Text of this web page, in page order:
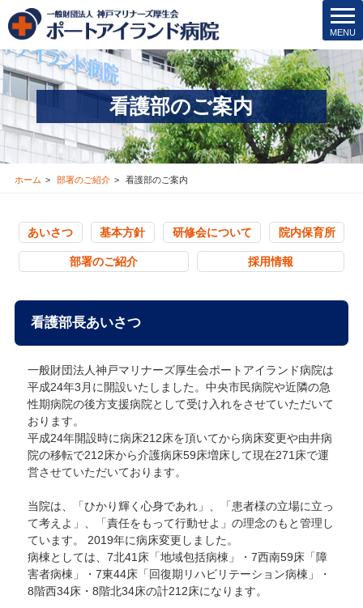
t
o
g
l
e
n
a
v
t
i
MENU
看護部のご案内
ホーム 部署のご紹介 看護部のご案内
あいさつ 基本方針 研修会について 院内保育所
部署のご紹介 採用情報
看護部長あいさつ
一般財団法人神戸マリナーズ厚生会ポートアイランド病院は
平成24年3月に開設いたしました。中央市民病院や近隣の急
性期病院の後方支援病院として受け入れをさせていただいて
おります。
平成24年開設時に病床212床を頂いてから病床変更や由井病
院の移転で212床から介護病床59床増床して現在271床で運
営させていただいております。
当院は、「ひかり輝く心身であれ」、「患者様の立場に立っ
て考えよ」、「責任をもって行動せよ」の理念のもと管理し
ています。 2019年に病床変更しました。
病棟としては、7北41床「地域包括病棟」・7西南59床「障
害者病棟」・7東44床「回復期リハビリテーション病棟」・
8階西34床・8階北34床の計212床になります。